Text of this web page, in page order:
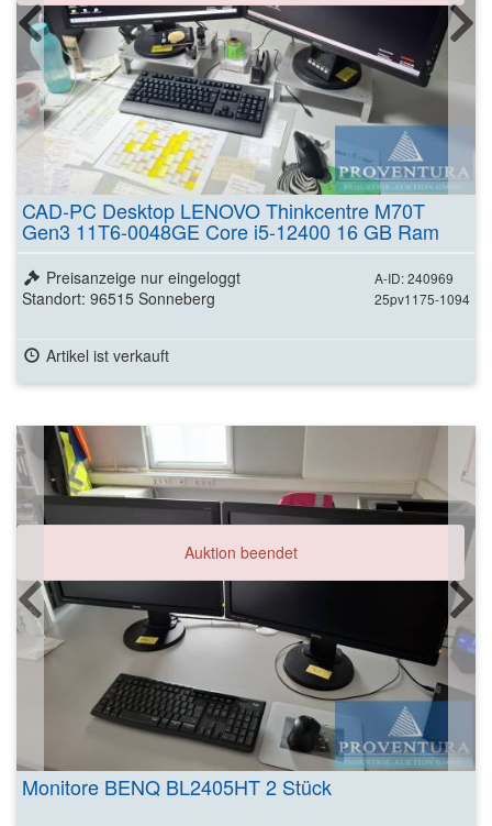
CAD-PC Desktop LENOVO Thinkcentre M70T
Gen3 11T6-0048GE Core i5-12400 16 GB Ram
A-ID: 240969
25pv1175-1094
Preisanzeige nur eingeloggt
Standort: 96515 Sonneberg
Artikel ist verkauft
Auktion beendet
Monitore BENQ BL2405HT 2 Stück